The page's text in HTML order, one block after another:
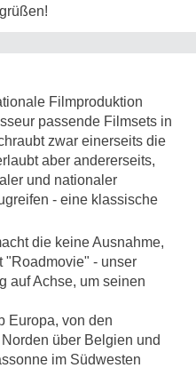
Filmproduktion
passende Filmsets in
zwar einerseits die
aber andererseits,
und nationaler
- eine klassische
die keine Ausnahme,
"Roadmovie" - unser
auf Achse, um seinen
Europa, von den
über Belgien und
im Südwesten